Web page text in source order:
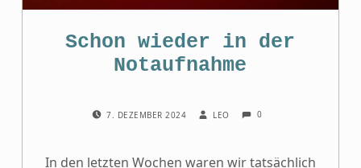
Schon wieder in der
Notaufnahme
7. DEZEMBER 2024 LEO 0
In den letzten Wochen waren wir tatsächlich